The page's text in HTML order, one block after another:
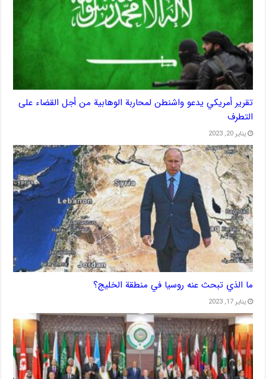
تقرير أمريكي يدعو واشنطن لمحاربة الوهابية من أجل القضاء على
التطرف
يناير 20, 2023
ما الذي تبحث عنه روسيا في منطقة الخليج؟
يناير 17, 2023